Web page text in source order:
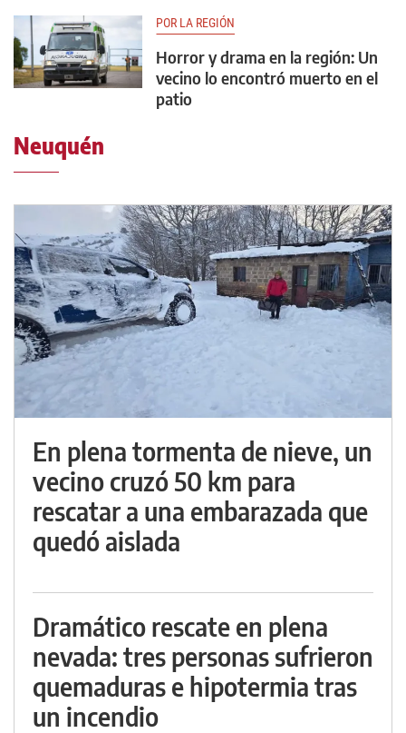
POR LA REGIÓN
Horror y drama en la región: Un
vecino lo encontró muerto en el
patio
Neuquén
En plena tormenta de nieve, un
vecino cruzó 50 km para
rescatar a una embarazada que
quedó aislada
Dramático rescate en plena
nevada: tres personas sufrieron
quemaduras e hipotermia tras
un incendio